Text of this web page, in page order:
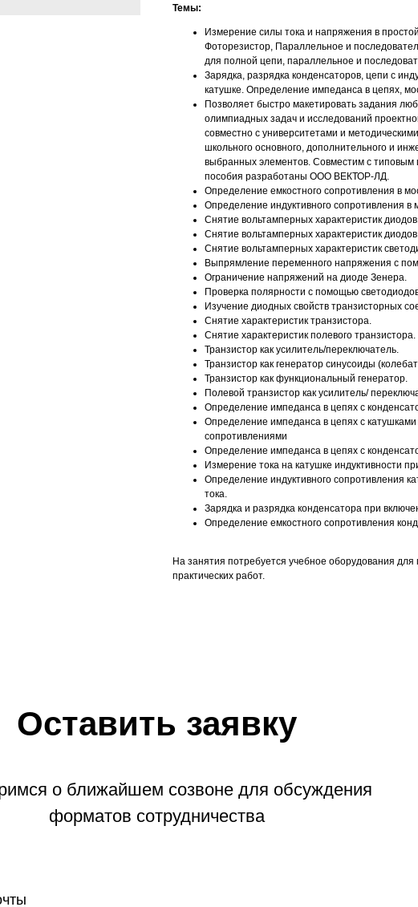
Темы:
Измерение силы тока и напряжения в
Фоторезистор, Параллельное и
для полной цепи, параллельное и
Зарядка, разрядка конденсаторов, цепи с
катушке. Определение импеданса в цепях,
Позволяет быстро макетировать задания
олимпиадных задач и исследований
совместно с университетами и
школьного основного, дополнительного и
выбранных элементов. Совместим с
пособия разработаны ООО ВЕКТОР-ЛД.
Определение емкостного сопротивления в
Определение индуктивного сопротивления в
Снятие вольтамперных характеристик
Снятие вольтамперных характеристик
Снятие вольтамперных характеристик
Выпрямление переменного напряжения с
Ограничение напряжений на диоде Зенера.
Проверка полярности с помощью
Изучение диодных свойств транзисторных
Снятие характеристик транзистора.
Снятие характеристик полевого транзистора.
Транзистор как усилитель/переключатель.
Транзистор как генератор синусоиды
Транзистор как функциональный генератор.
Полевой транзистор как усилитель/
Определение импеданса в цепях с
Определение импеданса в цепях с катушками
сопротивлениями
Определение импеданса в цепях с
Измерение тока на катушке индуктивности
Определение индуктивного сопротивления
тока.
Зарядка и разрядка конденсатора при
Определение емкостного сопротивления
На занятия потребуется учебное оборудования
практических работ.
Оставить заявку
о ближайшем созвоне для обсуждения
форматов сотрудничества